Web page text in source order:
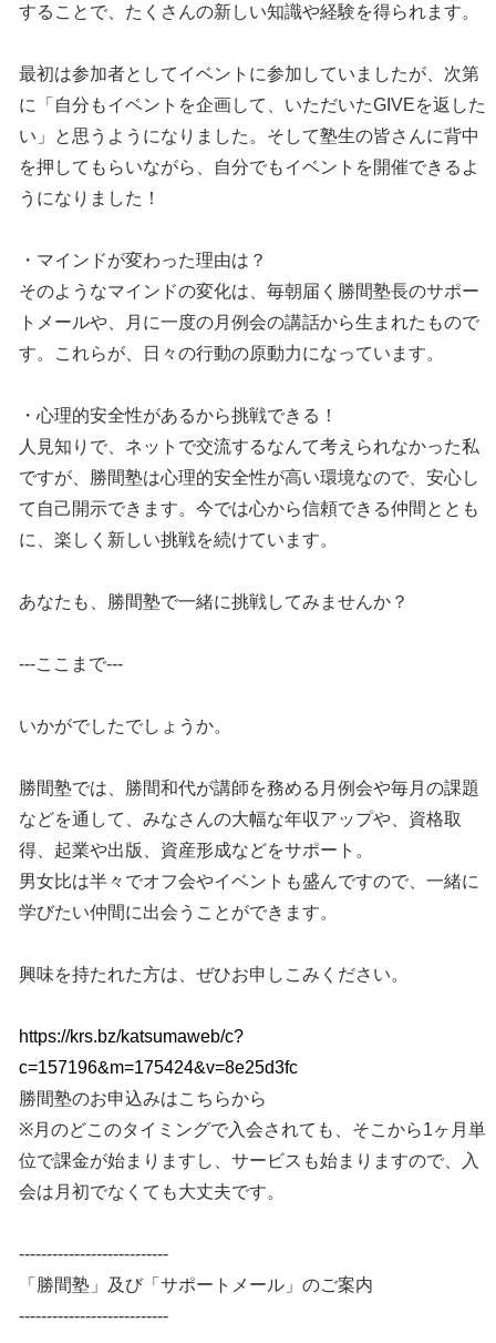
することで、たくさんの新しい知識や経験を得られます。
最初は参加者としてイベントに参加していましたが、次第
に「自分もイベントを企画して、いただいたGIVEを返した
い」と思うようになりました。そして塾生の皆さんに背中
を押してもらいながら、自分でもイベントを開催できるよ
うになりました！
・マインドが変わった理由は？
そのようなマインドの変化は、毎朝届く勝間塾長のサポー
トメールや、月に一度の月例会の講話から生まれたもので
す。これらが、日々の行動の原動力になっています。
・心理的安全性があるから挑戦できる！
人見知りで、ネットで交流するなんて考えられなかった私
ですが、勝間塾は心理的安全性が高い環境なので、安心し
て自己開示できます。今では心から信頼できる仲間ととも
に、楽しく新しい挑戦を続けています。
あなたも、勝間塾で一緒に挑戦してみませんか？
---ここまで---
いかがでしたでしょうか。
勝間塾では、勝間和代が講師を務める月例会や毎月の課題
などを通して、みなさんの大幅な年収アップや、資格取
得、起業や出版、資産形成などをサポート。
男女比は半々でオフ会やイベントも盛んですので、一緒に
学びたい仲間に出会うことができます。
興味を持たれた方は、ぜひお申しこみください。
https://krs.bz/katsumaweb/c?
c=157196&m=175424&v=8e25d3fc
勝間塾のお申込みはこちらから
※月のどこのタイミングで入会されても、そこから1ヶ月単
位で課金が始まりますし、サービスも始まりますので、入
会は月初でなくても大丈夫です。
---------------------------
「勝間塾」及び「サポートメール」のご案内
---------------------------